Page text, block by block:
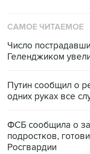
САМОЕ ЧИТАЕМОЕ
Число
Геленджиком
Путин сообщил о
одних руках все
ФСБ сообщила о
подростков,
Росгвардии